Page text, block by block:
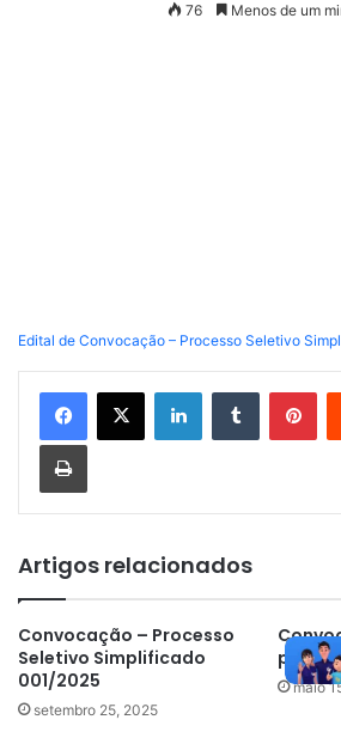
76 Menos de um
Edital de Convocação – Processo Seletivo
LinkedinTumblr
Imprimir
Artigos relacionados
Convocação – Processo
Seletivo Simplificado
001/2025
setembro 25, 2025
maio